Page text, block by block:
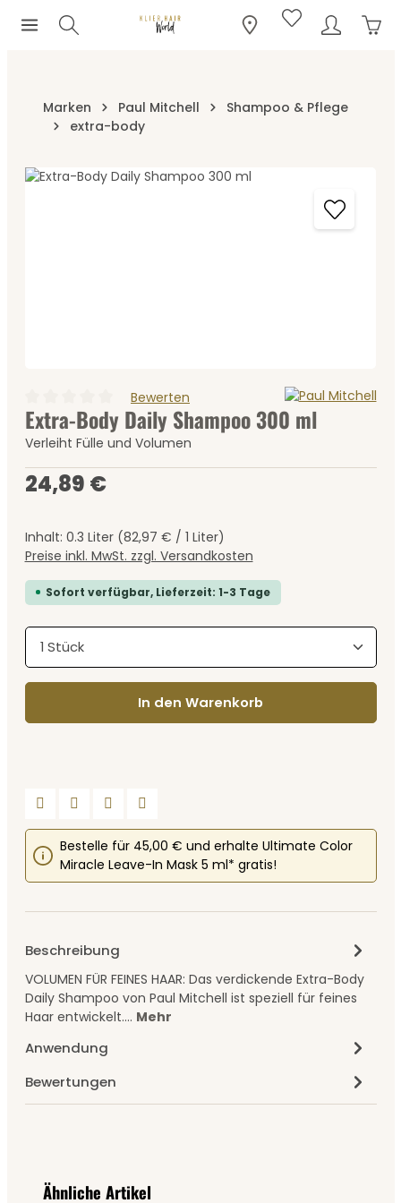
Zum Hauptinhalt springen
Marken Paul Mitchell
Shampoo & Pflege
extra-body
Bildergalerie überspringen
Durchschnittliche Bewertung von 0 von 5 Sternen
Bewerten
Extra-Body Daily Shampoo 300 ml
Verleiht Fülle und Volumen
Regulärer Preis:
24,89 €
Inhalt: 0.3 Liter (82,97 € / 1 Liter)
Preise inkl. MwSt. zzgl. Versandkosten
Sofort verfügbar, Lieferzeit: 1-3 Tage
Produkt Anzahl: Gib den gewünschten Wert
In den Warenkorb
Bestelle für 45,00 € und erhalte Ultimate Color
Miracle Leave-In Mask 5 ml* gratis!
Beschreibung
VOLUMEN FÜR FEINES HAAR: Das verdickende Extra-Body
Daily Shampoo von Paul Mitchell ist speziell für feines
Haar entwickelt.… Mehr
Anwendung
Bewertungen
Produktgalerie überspringen
Ähnliche Artikel